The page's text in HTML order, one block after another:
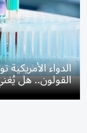
الدواء
القولون.. هل